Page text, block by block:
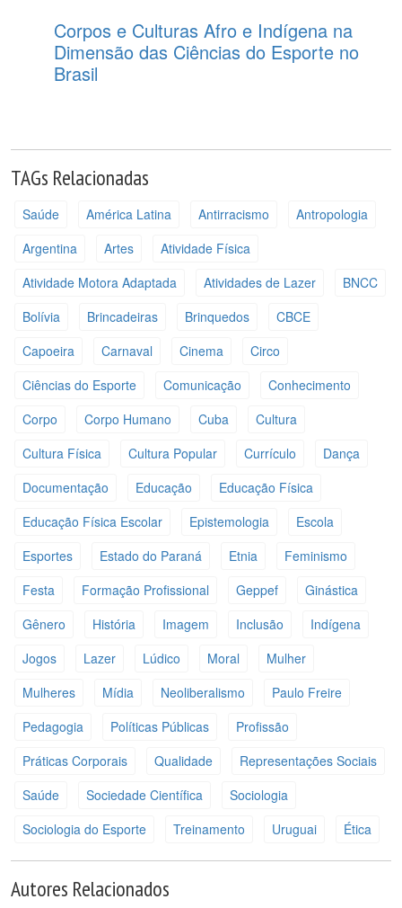
Corpos e Culturas Afro e Indígena na
Dimensão das Ciências do Esporte no
Brasil
TAGs Relacionadas
Saúde América Latina Antirracismo
Antropologia
Argentina
Artes
Atividade Física
Atividade Motora Adaptada
Atividades de Lazer
BNCC
Bolívia
Brincadeiras Brinquedos
CBCE
Capoeira
Carnaval Cinema
Circo
Ciências do Esporte
Comunicação
Conhecimento
Corpo
Corpo Humano Cuba
Cultura
Cultura Física
Cultura Popular Currículo
Dança
Documentação
Educação
Educação Física
Educação Física Escolar
Epistemologia
Escola
Esportes
Estado do Paraná Etnia
Feminismo
Festa
Formação Profissional Geppef
Ginástica
Gênero
História Imagem Inclusão
Indígena
Jogos
Lazer Lúdico Moral
Mulher
Mulheres
Mídia Neoliberalismo
Paulo Freire
Pedagogia
Políticas Públicas
Profissão
Práticas Corporais
Qualidade
Representações Sociais
Saúde
Sociedade Científica
Sociologia
Sociologia do Esporte
Treinamento Uruguai Ética
Autores Relacionados